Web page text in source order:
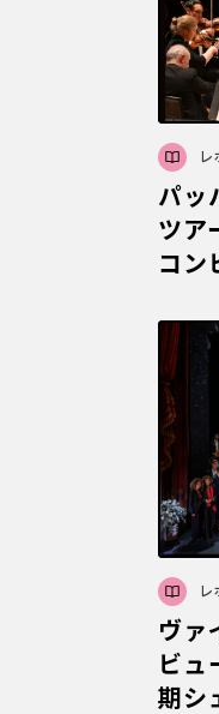
レ
パッ
ツア
コン
レ
ヴァ
ビュ
期シ